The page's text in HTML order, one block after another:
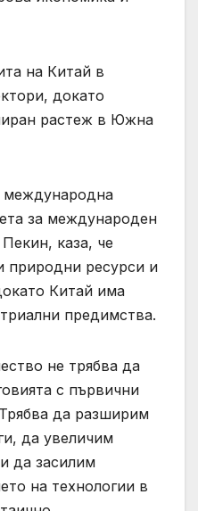
на Китай в
докато
растеж в Южна
международна
за международен
каза, че
природни ресурси и
Китай има
предимства.
не трябва да
с първични
да разширим
да увеличим
да засилим
на технологии в